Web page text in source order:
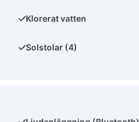
Klorerat vatten
Solstolar (4)